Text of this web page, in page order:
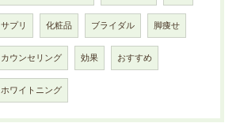
サプリ 化粧品 ブライダル 脚痩せ
カウンセリング 効果 おすすめ
ホワイトニング